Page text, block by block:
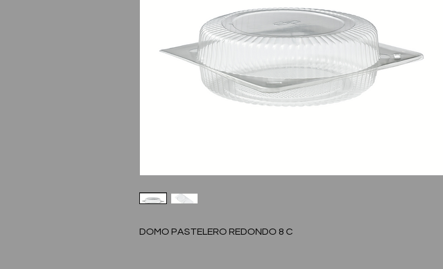
DOMO PASTELERO REDONDO 8 C